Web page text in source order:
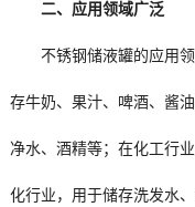
二、应用领域广泛
不锈钢储液罐的应用
存牛奶、果汁、啤酒、酱
净水、酒精等；在化工行
化行业，用于储存洗发水、